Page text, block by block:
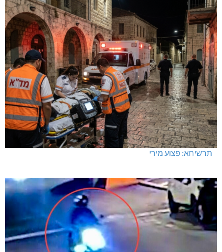
מחיר מטרה במעלות: החל מ-728,000 ₪
תרשיחא: פצוע מירי